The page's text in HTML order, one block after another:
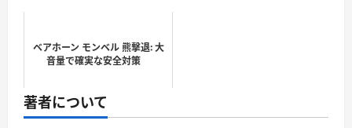
ベアホーン モンベル 熊撃退: 大
音量で確実な安全対策
著者について